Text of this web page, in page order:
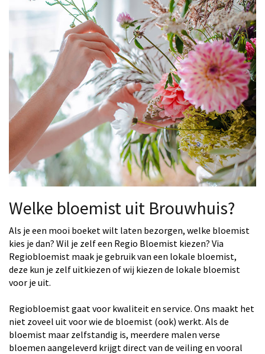
Welke bloemist uit Brouwhuis?
Als je een mooi boeket wilt laten bezorgen, welke bloemist
kies je dan? Wil je zelf een Regio Bloemist kiezen? Via
Regiobloemist maak je gebruik van een lokale bloemist,
deze kun je zelf uitkiezen of wij kiezen de lokale bloemist
voor je uit.
Regiobloemist gaat voor kwaliteit en service. Ons maakt het
niet zoveel uit voor wie de bloemist (ook) werkt. Als de
bloemist maar zelfstandig is, meerdere malen verse
bloemen aangeleverd krijgt direct van de veiling en vooral